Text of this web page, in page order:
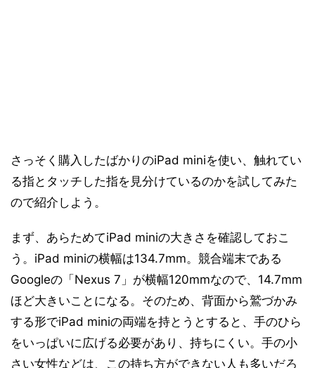
さっそく購入したばかりのiPad miniを使い、触れてい
る指とタッチした指を見分けているのかを試してみた
ので紹介しよう。
まず、あらためてiPad miniの大きさを確認しておこ
う。iPad miniの横幅は134.7mm。競合端末である
Googleの「Nexus 7」が横幅120mmなので、14.7mm
ほど大きいことになる。そのため、背面から鷲づかみ
する形でiPad miniの両端を持とうとすると、手のひら
をいっぱいに広げる必要があり、持ちにくい。手の小
さい女性などは、この持ち方ができない人も多いだろ